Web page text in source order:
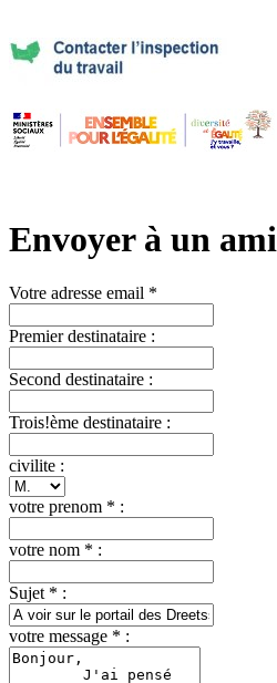
Envoyer à un ami
Votre adresse email *
Premier destinataire :
Second destinataire :
Trois!ème destinataire :
civilite :
votre prenom * :
votre nom * :
Sujet * :
votre message * :